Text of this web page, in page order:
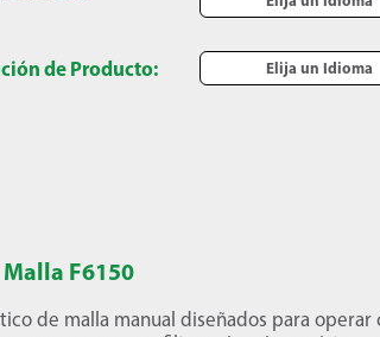
de Producto: Elija un Idioma
F6150
de malla manual diseñados para